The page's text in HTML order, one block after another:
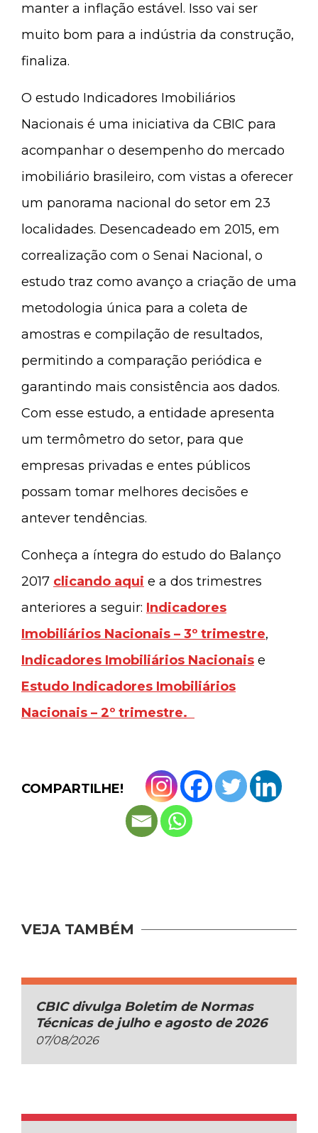
manter a inflação estável. Isso vai ser
muito bom para a indústria da construção,
finaliza.
O estudo Indicadores Imobiliários
Nacionais é uma iniciativa da CBIC para
acompanhar o desempenho do mercado
imobiliário brasileiro, com vistas a oferecer
um panorama nacional do setor em 23
localidades. Desencadeado em 2015, em
correalização com o Senai Nacional, o
estudo traz como avanço a criação de uma
metodologia única para a coleta de
amostras e compilação de resultados,
permitindo a comparação periódica e
garantindo mais consistência aos dados.
Com esse estudo, a entidade apresenta
um termômetro do setor, para que
empresas privadas e entes públicos
possam tomar melhores decisões e
antever tendências.
Conheça a íntegra do estudo do Balanço
2017 clicando aqui e a dos trimestres
anteriores a seguir: Indicadores
Imobiliários Nacionais – 3º trimestre,
Indicadores Imobiliários Nacionais e
Estudo Indicadores Imobiliários
Nacionais – 2º trimestre.
COMPARTILHE!
VEJA TAMBÉM
CBIC divulga Boletim de Normas
Técnicas de julho e agosto de 2026
07/08/2026